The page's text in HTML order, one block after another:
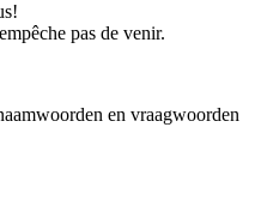
pas de venir.
en vraagwoorden